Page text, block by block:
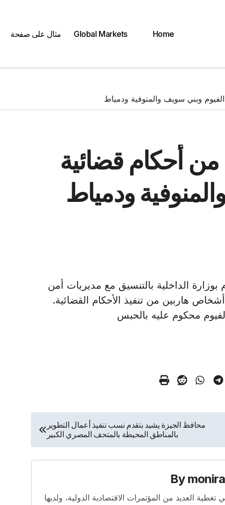
Home
Global Markets مثال على صفحة
من أحكام قضائية
ودمياط
بوزارة الداخلية بالتنسيق مع مديريات أمن
الفيوم، وبنى سويف، والمنوفية ، ودمياط من ضبط 4 أشخاص هاربين من تنفيذ الأحكام القضائية.
محكوم عليه بالحبس
محافظ الجيزة يشيد بتقدم نسب تنفيذ أعمال التطوير
بالمناطق المحيطة بالمتحف المصري الكبير
By
لأكثر من 13 عامًا. شاركت في تغطية العديد من المؤتمرات الاقتصادية الدولية، ولديها